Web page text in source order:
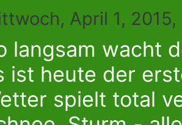
April 1,
langsam wacht
ist heute der
spielt total